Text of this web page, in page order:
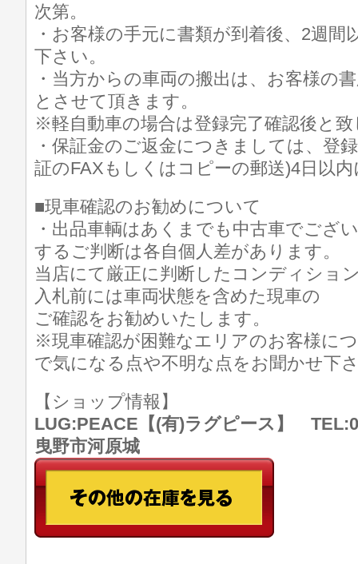
次第。
・お客様の手元に書類が到着後、2週
下さい。
・当方からの車両の搬出は、お客様の
とさせて頂きます。
※軽自動車の場合は登録完了確認後と
・保証金のご返金につきましては、登
証のFAXもしくはコピーの郵送)4日以
■現車確認のお勧めについて
・出品車輌はあくまでも中古車でござ
するご判断は各自個人差があります。
当店にて厳正に判断したコンディショ
入札前には車両状態を含めた現車の
ご確認をお勧めいたします。
※現車確認が困難なエリアのお客様に
で気になる点や不明な点をお聞かせ下
【ショップ情報】
LUG:PEACE【(有)ラグピース】
曳野市河原城